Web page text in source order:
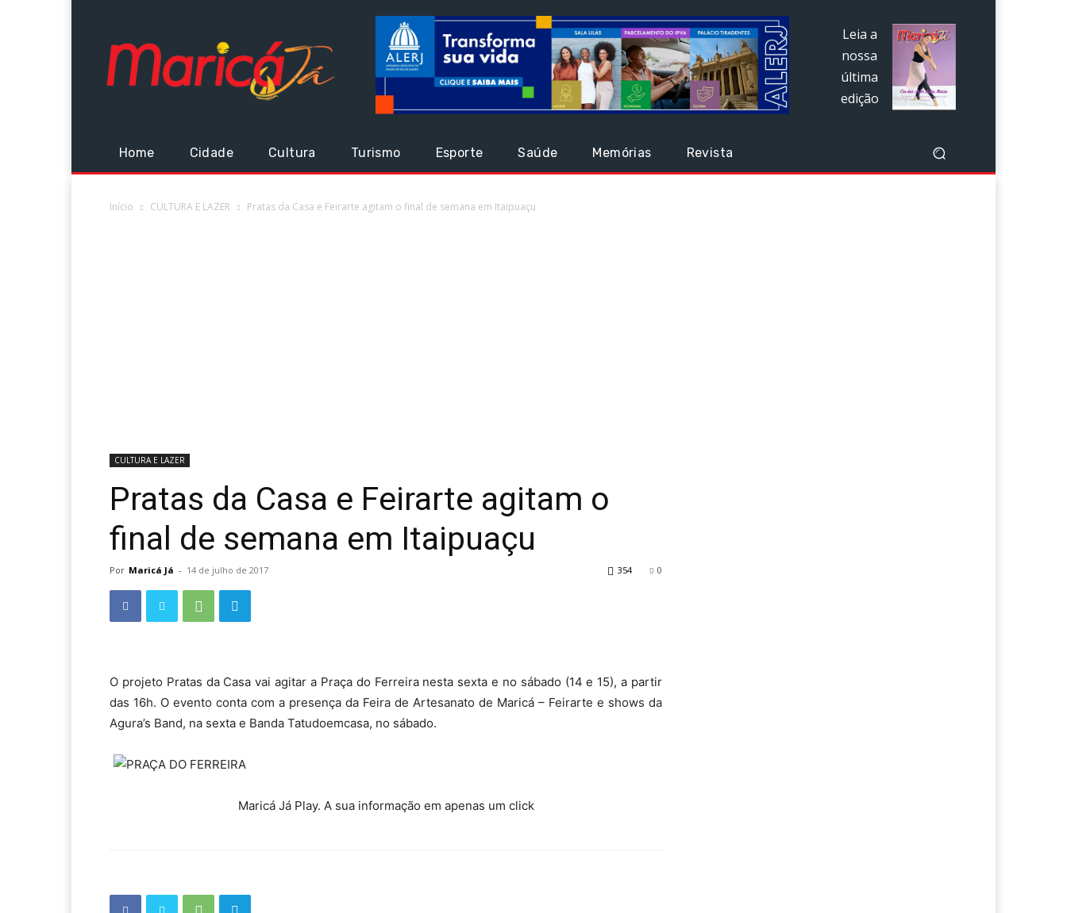
Leia a
nossa
última
edição
Home Cidade Cultura Turismo Esporte Saúde Memórias Revista
Início CULTURA E LAZER Pratas da Casa e Feirarte agitam o final de semana em Itaipuaçu
CULTURA E LAZER
Pratas da Casa e Feirarte agitam o
final de semana em Itaipuaçu
Por Maricá Já - 14 de julho de 2017 0
354
O projeto Pratas da Casa vai agitar a Praça do Ferreira nesta sexta e no sábado (14 e 15), a partir
das 16h. O evento conta com a presença da Feira de Artesanato de Maricá – Feirarte e shows da
Agura’s Band, na sexta e Banda Tatudoemcasa, no sábado.
Maricá Já Play. A sua informação em apenas um click